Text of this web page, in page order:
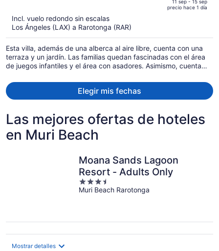
$2,317
es
de
$2,233
por
11 sep - 15 sep
precio hace 1 día
Incl. vuelo redondo sin escalas
Los Ángeles (LAX) a Rarotonga (RAR)
Esta villa, además de una alberca al aire libre, cuenta con una
terraza y un jardín. Las familias quedan fascinadas con el área
de juegos infantiles y el área con asadores. Asimismo, cuenta
Elegir mis fechas
Las mejores ofertas de hoteles
en Muri Beach
Moana Sands Lagoon
Resort - Adults Only
3.5
out
Muri Beach Rarotonga
Mostrar detalles